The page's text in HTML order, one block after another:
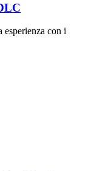
esperienza con i